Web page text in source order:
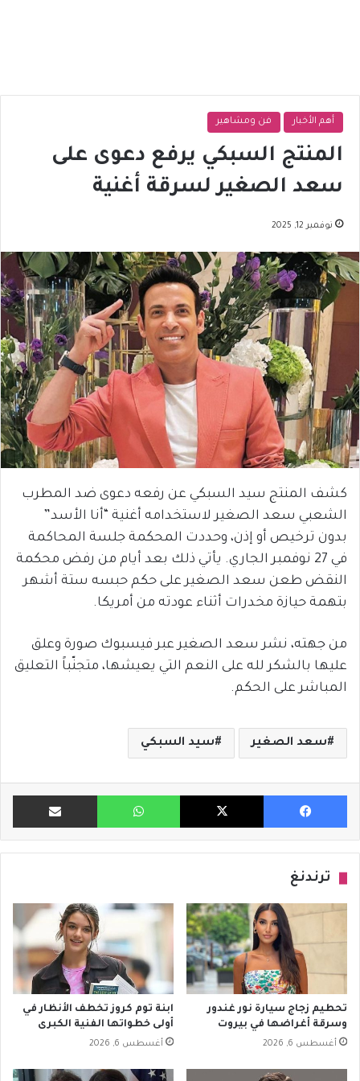
أهم الأخبار فن ومشاهير
المنتج السبكي يرفع دعوى على
سعد الصغير لسرقة أغنية
نوفمبر 12, 2025
كشف المنتج سيد السبكي عن رفعه دعوى ضد المطرب
الشعبي سعد الصغير لاستخدامه أغنية “أنا الأسد”
بدون ترخيص أو إذن، وحددت المحكمة جلسة المحاكمة
في 27 نوفمبر الجاري. يأتي ذلك بعد أيام من رفض محكمة
النقض طعن سعد الصغير على حكم حبسه ستة أشهر
بتهمة حيازة مخدرات أثناء عودته من أمريكا.
من جهته، نشر سعد الصغير عبر فيسبوك صورة وعلق
عليها بالشكر لله على النعم التي يعيشها، متجنّباً التعليق
المباشر على الحكم.
سعد الصغير سيد السبكي
فيسبوك X واتساب مشاركة
ترندنغ
تحطيم زجاج سيارة نور غندور
وسرقة أغراضها في بيروت
أغسطس 6, 2026
ابنة توم كروز تخطف الأنظار في
أولى خطواتها الفنية الكبرى
أغسطس 6, 2026